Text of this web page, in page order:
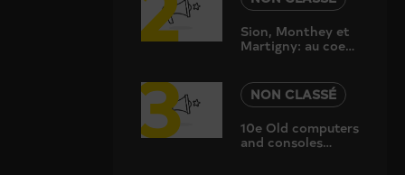
Sion, Monthey et
Martigny: au coeur
de Carnaval
3
NON CLASSÉ
10e Old computers
and consoles